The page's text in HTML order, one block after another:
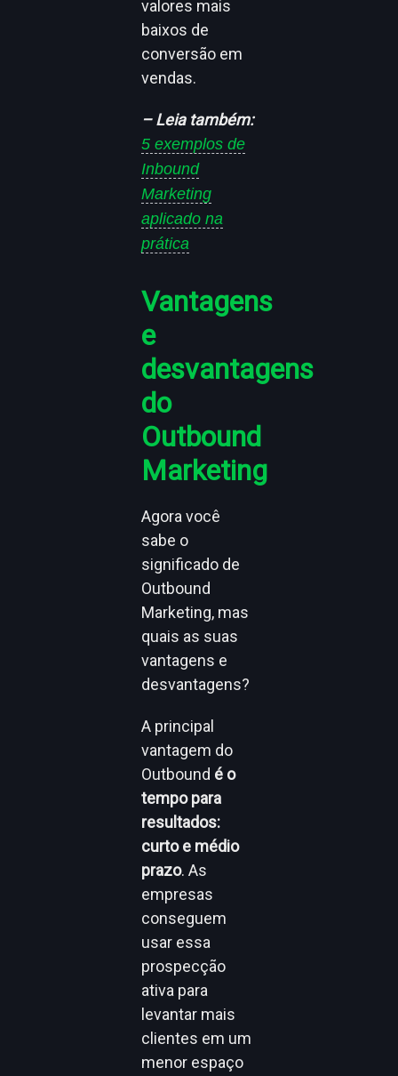
valores mais
baixos de
conversão em
vendas.
– Leia também:
5 exemplos de
Inbound
Marketing
aplicado na
prática
Vantagens
e
desvantagens
do
Outbound
Marketing
Agora você
sabe o
significado de
Outbound
Marketing, mas
quais as suas
vantagens e
desvantagens?
A principal
vantagem do
Outbound é o
tempo para
resultados:
curto e médio
prazo. As
empresas
conseguem
usar essa
prospecção
ativa para
levantar mais
clientes em um
menor espaço